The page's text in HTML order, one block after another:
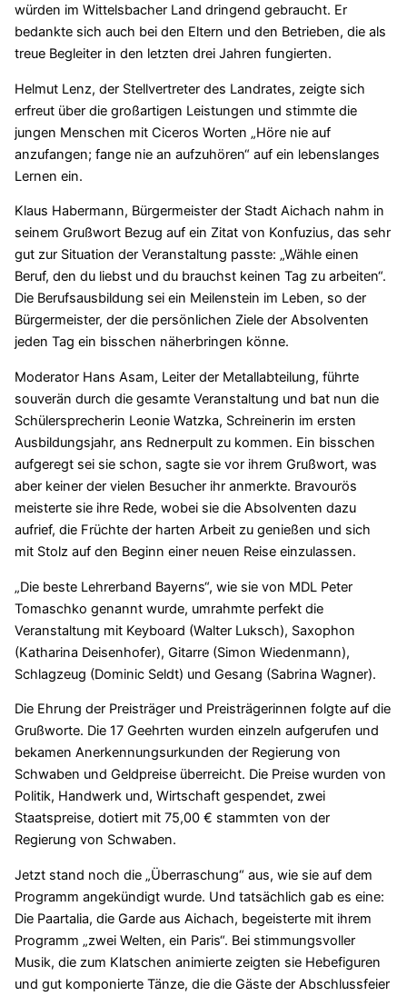
würden im Wittelsbacher Land dringend gebraucht. Er
bedankte sich auch bei den Eltern und den Betrieben, die als
treue Begleiter in den letzten drei Jahren fungierten.
Helmut Lenz, der Stellvertreter des Landrates, zeigte sich
erfreut über die großartigen Leistungen und stimmte die
jungen Menschen mit Ciceros Worten „Höre nie auf
anzufangen; fange nie an aufzuhören“ auf ein lebenslanges
Lernen ein.
Klaus Habermann, Bürgermeister der Stadt Aichach nahm in
seinem Grußwort Bezug auf ein Zitat von Konfuzius, das sehr
gut zur Situation der Veranstaltung passte: „Wähle einen
Beruf, den du liebst und du brauchst keinen Tag zu arbeiten“.
Die Berufsausbildung sei ein Meilenstein im Leben, so der
Bürgermeister, der die persönlichen Ziele der Absolventen
jeden Tag ein bisschen näherbringen könne.
Moderator Hans Asam, Leiter der Metallabteilung, führte
souverän durch die gesamte Veranstaltung und bat nun die
Schülersprecherin Leonie Watzka, Schreinerin im ersten
Ausbildungsjahr, ans Rednerpult zu kommen. Ein bisschen
aufgeregt sei sie schon, sagte sie vor ihrem Grußwort, was
aber keiner der vielen Besucher ihr anmerkte. Bravourös
meisterte sie ihre Rede, wobei sie die Absolventen dazu
aufrief, die Früchte der harten Arbeit zu genießen und sich
mit Stolz auf den Beginn einer neuen Reise einzulassen.
„Die beste Lehrerband Bayerns“, wie sie von MDL Peter
Tomaschko genannt wurde, umrahmte perfekt die
Veranstaltung mit Keyboard (Walter Luksch), Saxophon
(Katharina Deisenhofer), Gitarre (Simon Wiedenmann),
Schlagzeug (Dominic Seldt) und Gesang (Sabrina Wagner).
Die Ehrung der Preisträger und Preisträgerinnen folgte auf die
Grußworte. Die 17 Geehrten wurden einzeln aufgerufen und
bekamen Anerkennungsurkunden der Regierung von
Schwaben und Geldpreise überreicht. Die Preise wurden von
Politik, Handwerk und, Wirtschaft gespendet, zwei
Staatspreise, dotiert mit 75,00 € stammten von der
Regierung von Schwaben.
Jetzt stand noch die „Überraschung“ aus, wie sie auf dem
Programm angekündigt wurde. Und tatsächlich gab es eine:
Die Paartalia, die Garde aus Aichach, begeisterte mit ihrem
Programm „zwei Welten, ein Paris“. Bei stimmungsvoller
Musik, die zum Klatschen animierte zeigten sie Hebefiguren
und gut komponierte Tänze, die die Gäste der Abschlussfeier